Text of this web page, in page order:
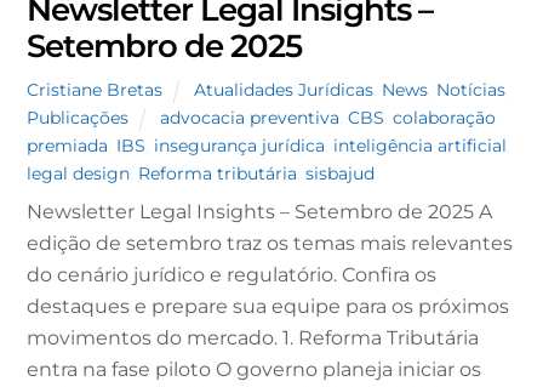
Newsletter Legal Insights –
Setembro de 2025
Cristiane Bretas Atualidades Jurídicas, News, Notícias,
Publicações
advocacia preventiva CBS colaboração
premiada IBS insegurança jurídica inteligência artificial
legal design Reforma tributária ,sisbajud
Newsletter Legal Insights – Setembro de 2025 A
edição de setembro traz os temas mais relevantes
do cenário jurídico e regulatório. Confira os
destaques e prepare sua equipe para os próximos
movimentos do mercado. 1. Reforma Tributária
entra na fase piloto O governo planeja iniciar os